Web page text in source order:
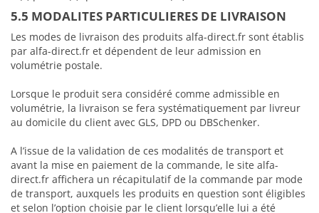
5.5 MODALITES PARTICULIERES DE LIVRAISON
Les modes de livraison des produits alfa-direct.fr sont établis
par alfa-direct.fr et dépendent de leur admission en
volumétrie postale.
Lorsque le produit sera considéré comme admissible en
volumétrie, la livraison se fera systématiquement par livreur
au domicile du client avec GLS, DPD ou DBSchenker.
A l’issue de la validation de ces modalités de transport et
avant la mise en paiement de la commande, le site alfa-
direct.fr affichera un récapitulatif de la commande par mode
de transport, auxquels les produits en question sont éligibles
et selon l’option choisie par le client lorsqu’elle lui a été